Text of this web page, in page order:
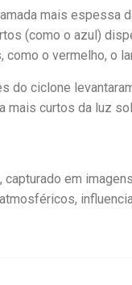
mais espessa
(como o azul)
o vermelho, o
do ciclone
curtos da luz
em